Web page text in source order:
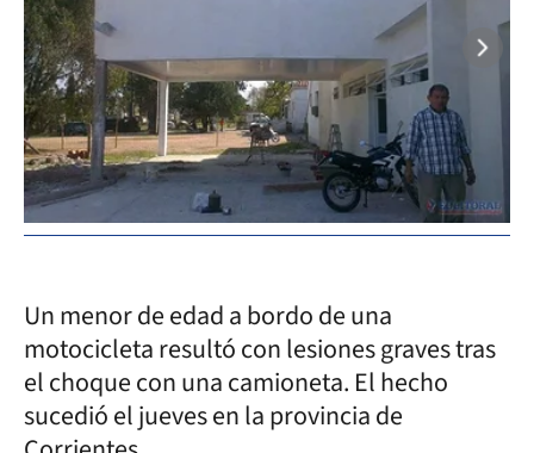
Un menor de edad a bordo de una
motocicleta resultó con lesiones graves tras
el choque con una camioneta. El hecho
sucedió el jueves en la provincia de